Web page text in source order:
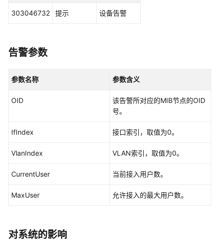
案
为
APP
华
坤-
户
为
303046732 提示 设备告警
告警参数
参数名称 参数含义
OID
该告警所对应的MIB节点的OID
号。
IfIndex 接口索引，取值为0。
VlanIndex VLAN索引，取值为0。
CurrentUser 当前接入用户数。
MaxUser 允许接入的最大用户数。
对系统的影响